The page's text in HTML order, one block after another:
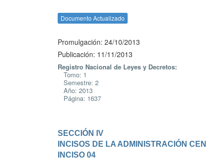
Documento Actualizado
Promulgación: 24/10/2013
Publicación: 11/11/2013
Registro Nacional de Leyes y Decretos:
Tomo: 1
Semestre: 2
Año: 2013
Página: 1637
SECCIÓN IV
INCISOS DE LA ADMINISTRACIÓN
INCISO 04